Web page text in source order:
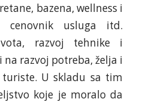
bazena, wellness i
cenovnik usluga itd.
razvoj tehnike i
razvoj potreba, želja i
turiste. U skladu sa tim
koje je moralo da